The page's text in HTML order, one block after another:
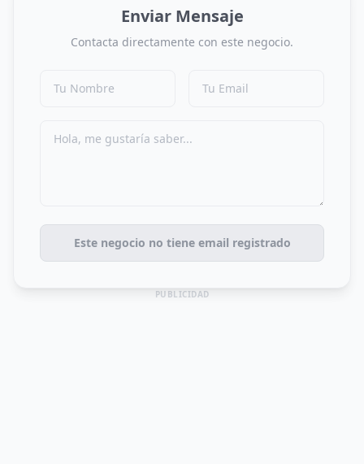
Enviar Mensaje
Contacta directamente con este negocio.
Este negocio no tiene email registrado
PUBLICIDAD